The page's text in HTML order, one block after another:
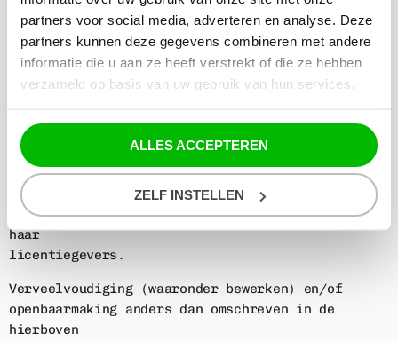
partners voor social media, adverteren en analyse. Deze
partners kunnen deze gegevens combineren met andere
informatie die u aan ze heeft verstrekt of die ze hebben
verzameld op basis van uw gebruik van hun services.
ALLES ACCEPTEREN
ZELF INSTELLEN
4 COPYRIGHT EN OVERIGE RECHTEN VAN INTELLECTUEEL
EIGENDOM
De (intellectuele) eigendomsrechten met
deze website,
waaronder begrepen de teksten, databestanden,
foto’s en overig (stilstaand en/of bewegend)
beeldmateriaal, geluidsmateriaal alsmede de
Content en de Player berusten bij de omroep of
haar
licentiegevers.
Verveelvoudiging (waaronder bewerken) en/of
openbaarmaking anders dan omschreven in de
hierboven